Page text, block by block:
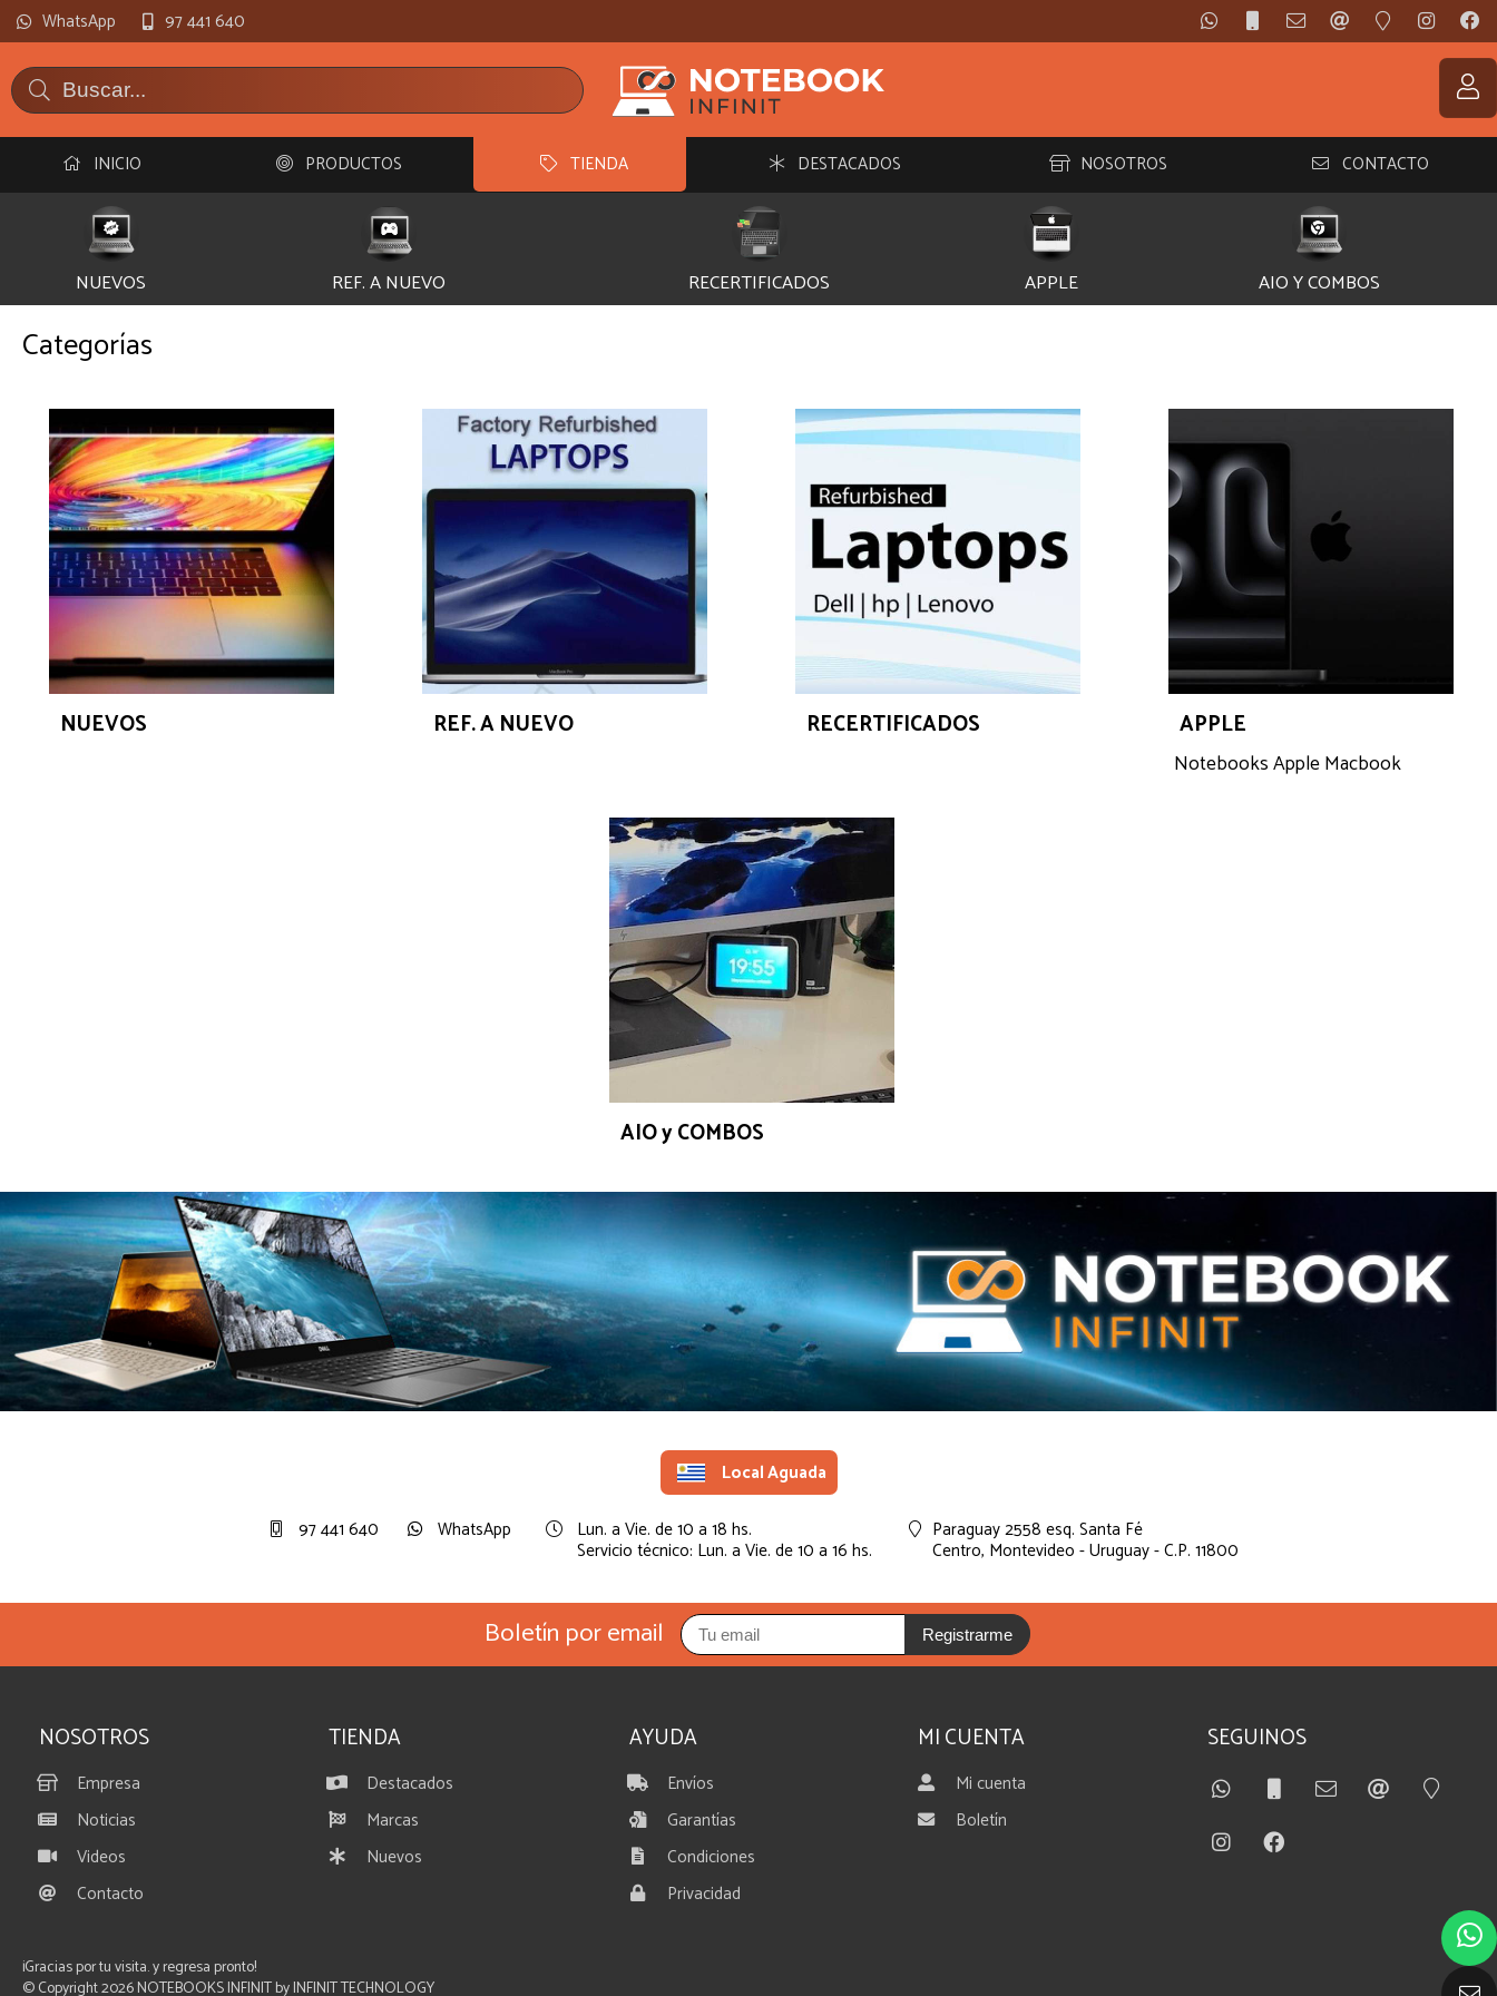
WhatsApp 97 441 640
INICIO PRODUCTOS TIENDA DESTACADOS NOSOTROS CONTACTO
NUEVOS REF. A NUEVO RECERTIFICADOS APPLE AIO Y COMBOS
Categorías
NUEVOS REF. A NUEVO RECERTIFICADOS APPLE
Notebooks Apple Macbook
AIO y COMBOS
Local Aguada
97 441 640 WhatsApp Lun. a Vie. de 10 a 18 hs.
Servicio técnico: Lun. a Vie. de 10 a 16 hs.
Paraguay 2558 esq. Santa Fé
Centro, Montevideo - Uruguay - C.P. 11800
Boletín por email Registrarme
NOSOTROS
Empresa
Noticias
Videos
Contacto
TIENDA
Destacados
Marcas
Nuevos
AYUDA
Envíos
Garantías
Condiciones
Privacidad
MI CUENTA
Mi cuenta
Boletín
SEGUINOS
¡Gracias por tu visita. y regresa pronto!
© Copyright 2026NOTEBOOKS INFINIT by INFINIT TECHNOLOGY